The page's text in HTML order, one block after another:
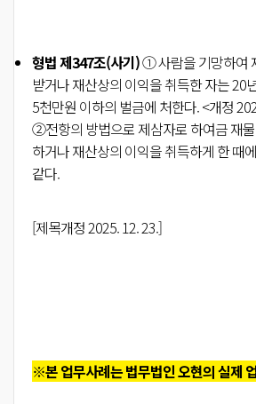
형법 제347조(사기)① 사람을 기망하여
받거나 재산상의 이익을 취득한 자는 20
5천만원 이하의 벌금에 처한다.<개정
②전항의 방법으로 제삼자로 하여금 재
하거나 재산상의 이익을 취득하게 한 때
같다.
[제목개정 2025. 12. 23.]
※본 업무사례는 법무법인 오현의 실제